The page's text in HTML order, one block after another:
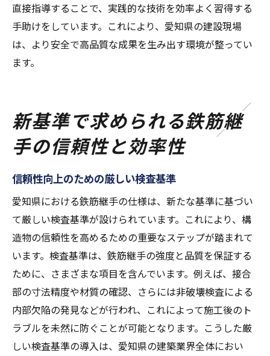
直接指導することで、実践的な技術を効率よく習得する
手助けをしています。これにより、愛知県の建設現場
は、より安全で高品質な成果を生み出す環境が整ってい
ます。
新基準で求められる鉄筋継
手の信頼性と効率性
信頼性向上のための厳しい検査基準
愛知県における鉄筋継手の仕様は、新たな基準に基づい
て厳しい検査基準が設けられています。これにより、構
造物の信頼性を高めるための重要なステップが踏まれて
います。検査基準は、鉄筋継手の強度と品質を保証する
ために、さまざまな項目を含んでいます。例えば、接合
部の寸法精度や材質の確認、さらには非破壊検査による
内部欠陥の発見などが行われ、これによって施工後のト
ラブルを未然に防ぐことが可能となります。こうした厳
しい検査基準の導入は、愛知県の建築業界全体におい